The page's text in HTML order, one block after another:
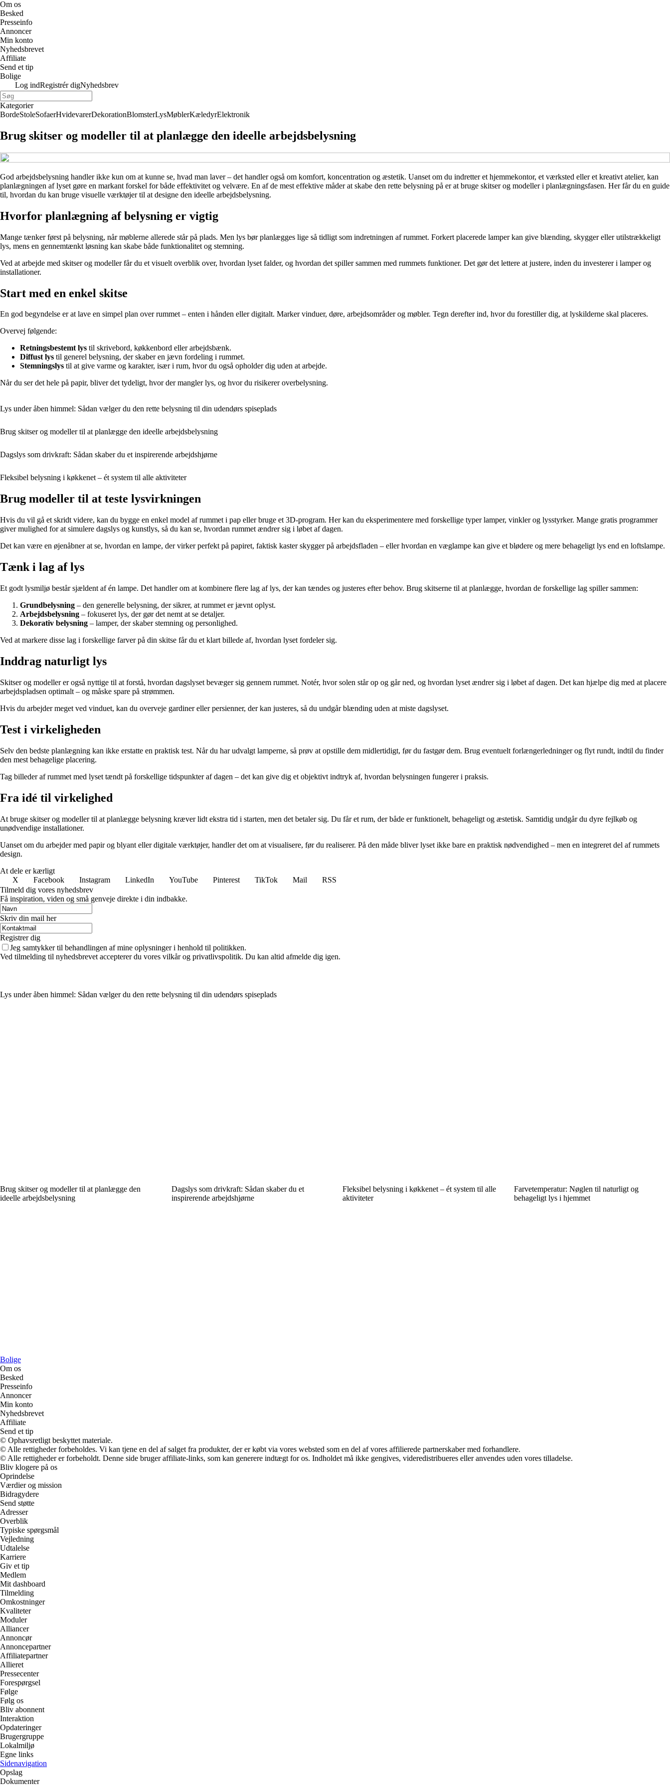
Om os
Besked
Presseinfo
Annoncer
Min konto
Nyhedsbrevet
Affiliate
Send et tip
Bolige
Log indRegistrér digNyhedsbrev
Kategorier
BordeStoleSofaerHvidevarerDekorationBlomsterLysMøblerKæledyrElektronik
Brug skitser og modeller til at planlægge den ideelle arbejdsbelysning
God arbejdsbelysning handler ikke kun om at kunne se, hvad man laver – det handler også om komfort, koncentration og æstetik. Uanset om du indretter et hjemmekontor, et værksted eller et kreativt atelier, kan
planlægningen af lyset gøre en markant forskel for både effektivitet og velvære. En af de mest effektive måder at skabe den rette belysning på er at bruge skitser og modeller i planlægningsfasen. Her får du en guide
til, hvordan du kan bruge visuelle værktøjer til at designe den ideelle arbejdsbelysning.
Hvorfor planlægning af belysning er vigtig
Mange tænker først på belysning, når møblerne allerede står på plads. Men lys bør planlægges lige så tidligt som indretningen af rummet. Forkert placerede lamper kan give blænding, skygger eller utilstrækkeligt
lys, mens en gennemtænkt løsning kan skabe både funktionalitet og stemning.
Ved at arbejde med skitser og modeller får du et visuelt overblik over, hvordan lyset falder, og hvordan det spiller sammen med rummets funktioner. Det gør det lettere at justere, inden du investerer i lamper og
installationer.
Start med en enkel skitse
En god begyndelse er at lave en simpel plan over rummet – enten i hånden eller digitalt. Marker vinduer, døre, arbejdsområder og møbler. Tegn derefter ind, hvor du forestiller dig, at lyskilderne skal placeres.
Overvej følgende:
Retningsbestemt lys til skrivebord, køkkenbord eller arbejdsbænk.
Diffust lys til generel belysning, der skaber en jævn fordeling i rummet.
Stemningslys til at give varme og karakter, især i rum, hvor du også opholder dig uden at arbejde.
Når du ser det hele på papir, bliver det tydeligt, hvor der mangler lys, og hvor du risikerer overbelysning.
Lys under åben himmel: Sådan vælger du den rette belysning til din udendørs spiseplads
Brug skitser og modeller til at planlægge den ideelle arbejdsbelysning
Dagslys som drivkraft: Sådan skaber du et inspirerende arbejdshjørne
Fleksibel belysning i køkkenet – ét system til alle aktiviteter
Brug modeller til at teste lysvirkningen
Hvis du vil gå et skridt videre, kan du bygge en enkel model af rummet i pap eller bruge et 3D-program. Her kan du eksperimentere med forskellige typer lamper, vinkler og lysstyrker. Mange gratis programmer
giver mulighed for at simulere dagslys og kunstlys, så du kan se, hvordan rummet ændrer sig i løbet af dagen.
Det kan være en øjenåbner at se, hvordan en lampe, der virker perfekt på papiret, faktisk kaster skygger på arbejdsfladen – eller hvordan en væglampe kan give et blødere og mere behageligt lys end en loftslampe.
Tænk i lag af lys
Et godt lysmiljø består sjældent af én lampe. Det handler om at kombinere flere lag af lys, der kan tændes og justeres efter behov. Brug skitserne til at planlægge, hvordan de forskellige lag spiller sammen:
Grundbelysning – den generelle belysning, der sikrer, at rummet er jævnt oplyst.
Arbejdsbelysning – fokuseret lys, der gør det nemt at se detaljer.
Dekorativ belysning – lamper, der skaber stemning og personlighed.
Ved at markere disse lag i forskellige farver på din skitse får du et klart billede af, hvordan lyset fordeler sig.
Inddrag naturligt lys
Skitser og modeller er også nyttige til at forstå, hvordan dagslyset bevæger sig gennem rummet. Notér, hvor solen står op og går ned, og hvordan lyset ændrer sig i løbet af dagen. Det kan hjælpe dig med at placere
arbejdspladsen optimalt – og måske spare på strømmen.
Hvis du arbejder meget ved vinduet, kan du overveje gardiner eller persienner, der kan justeres, så du undgår blænding uden at miste dagslyset.
Test i virkeligheden
Selv den bedste planlægning kan ikke erstatte en praktisk test. Når du har udvalgt lamperne, så prøv at opstille dem midlertidigt, før du fastgør dem. Brug eventuelt forlængerledninger og flyt rundt, indtil du finder
den mest behagelige placering.
Tag billeder af rummet med lyset tændt på forskellige tidspunkter af dagen – det kan give dig et objektivt indtryk af, hvordan belysningen fungerer i praksis.
Fra idé til virkelighed
At bruge skitser og modeller til at planlægge belysning kræver lidt ekstra tid i starten, men det betaler sig. Du får et rum, der både er funktionelt, behageligt og æstetisk. Samtidig undgår du dyre fejlkøb og
unødvendige installationer.
Uanset om du arbejder med papir og blyant eller digitale værktøjer, handler det om at visualisere, før du realiserer. På den måde bliver lyset ikke bare en praktisk nødvendighed – men en integreret del af rummets
design.
At dele er kærligt
X
Facebook Instagram LinkedIn YouTube Pinterest TikTok Mail
RSS
Tilmeld dig vores nyhedsbrev
Få inspiration, viden og små genveje direkte i din indbakke.
Skriv din mail her
Registrer dig
Jeg samtykker til behandlingen af mine oplysninger i henhold til politikken.
Ved tilmelding til nyhedsbrevet accepterer du vores vilkår og privatlivspolitik. Du kan altid afmelde dig igen.
Lys under åben himmel: Sådan vælger du den rette belysning til din udendørs spiseplads
Brug skitser og modeller til at planlægge den
ideelle arbejdsbelysning
Dagslys som drivkraft: Sådan skaber du et
inspirerende arbejdshjørne
Fleksibel belysning i køkkenet – ét system til alle
aktiviteter
Farvetemperatur: Nøglen til naturligt og
behageligt lys i hjemmet
Bolige
Om os
Besked
Presseinfo
Annoncer
Min konto
Nyhedsbrevet
Affiliate
Send et tip
© Ophavsretligt beskyttet materiale.
© Alle rettigheder forbeholdes. Vi kan tjene en del af salget fra produkter, der er købt via vores websted som en del af vores affilierede partnerskaber med forhandlere.
© Alle rettigheder er forbeholdt. Denne side bruger affiliate-links, som kan generere indtægt for os. Indholdet må ikke gengives, videredistribueres eller anvendes uden vores tilladelse.
Bliv klogere på os
Oprindelse
Værdier og mission
Bidragydere
Send støtte
Adresser
Overblik
Typiske spørgsmål
Vejledning
Udtalelse
Karriere
Giv et tip
Medlem
Mit dashboard
Tilmelding
Omkostninger
Kvaliteter
Moduler
Alliancer
Annoncør
Annoncepartner
Affiliatepartner
Allieret
Pressecenter
Forespørgsel
Følge
Følg os
Bliv abonnent
Interaktion
Opdateringer
Brugergruppe
Lokalmiljø
Egne links
Sidenavigation
Opslag
Dokumenter